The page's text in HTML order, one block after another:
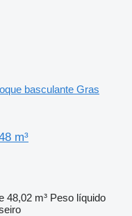
basculante Gras
m³
48,02 m³ Peso líquido